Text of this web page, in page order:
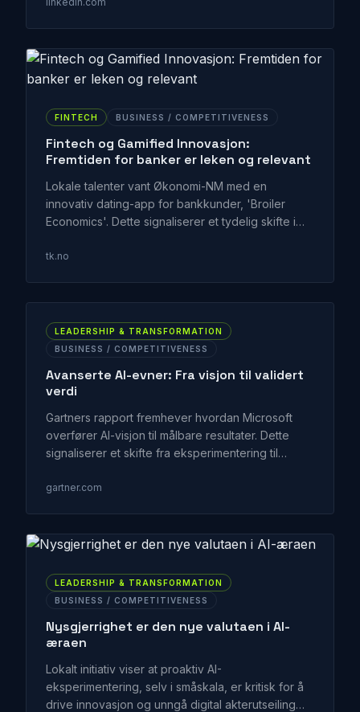
kjernevirksomhet. Uten et fokus på
FINTECH BUSINESS / COMPETITIVENESS
Fintech og Gamified Innovasjon:
Fremtiden for banker er leken og relevant
Lokale talenter vant Økonomi-NM med en
innovativ dating-app for bankkunder, 'Broiler
Economics'. Dette signaliserer et tydelig skifte i
gamification og uventede brukergrensesnitt kan
tk.no
LEADERSHIP & TRANSFORMATION
BUSINESS / COMPETITIVENESS
Avanserte AI-evner: Fra visjon til validert
verdi
Gartners rapport fremhever hvordan Microsoft
overfører AI-visjon til målbare resultater. Dette
signaliserer et skifte fra eksperimentering til
sektorer.
gartner.com
LEADERSHIP & TRANSFORMATION
BUSINESS / COMPETITIVENESS
Nysgjerrighet er den nye valutaen i AI-
æraen
Lokalt initiativ viser at proaktiv AI-
eksperimentering, selv i småskala, er kritisk for å
drive innovasjon og unngå digital akterutseiling